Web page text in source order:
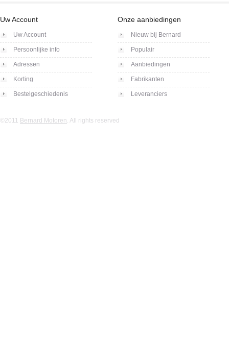
Uw Account
Uw Account
Persoonlijke info
Adressen
Korting
Bestelgeschiedenis
Onze aanbiedingen
Nieuw bij Bernard
Populair
Aanbiedingen
Fabrikanten
Leveranciers
©2011 Bernard Motoren. All rights reserved